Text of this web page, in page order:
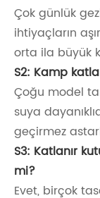
Çok günlük
ihtiyaçların
orta ila büyük
S2: Kamp
Çoğu model
suya
geçirmez
S3: Katlanır
mi?
Evet, birçok